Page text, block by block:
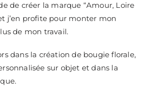
de créer la marque “Amour, Loire
j’en profite pour monter mon
de mon travail.
dans la création de bougie florale,
sur objet et dans la